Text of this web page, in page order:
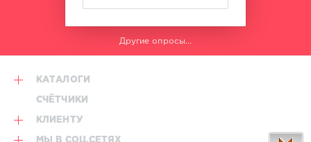
Другие опросы...
КАТАЛОГИ
СЧЁТЧИКИ
КЛИЕНТУ